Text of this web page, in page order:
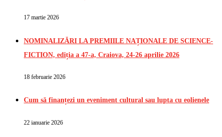
17 martie 2026
NOMINALIZĂRI LA PREMIILE NAȚIONALE DE SCIENCE-
FICTION, ediția a 47-a, Craiova, 24-26 aprilie 2026
18 februarie 2026
Cum să finanțezi un eveniment cultural sau lupta cu eolienele
22 ianuarie 2026